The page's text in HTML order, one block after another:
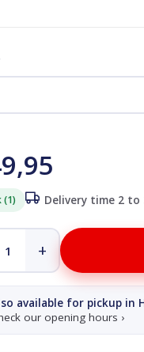
(1) Delivery time 2 to
+
available for pickup in
our opening hours ›